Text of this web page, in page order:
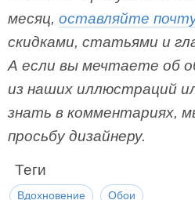
месяц, оставляйте
скидками, статьями и
А если вы мечтаете об
из наших иллюстраций
знать в комментариях,
просьбу дизайнеру.
Теги
Вдохновение Обои